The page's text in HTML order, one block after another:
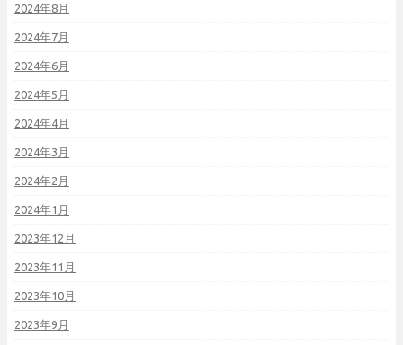
2024年8月
2024年7月
2024年6月
2024年5月
2024年4月
2024年3月
2024年2月
2024年1月
2023年12月
2023年11月
2023年10月
2023年9月